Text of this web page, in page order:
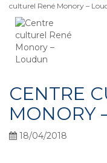
culturel René Monory –
CENTRE
MONORY
18/04/2018